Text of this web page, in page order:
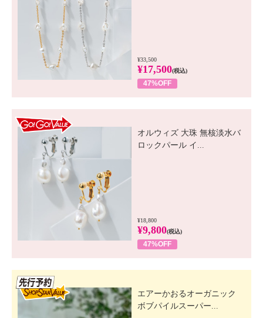
¥33,500
¥17,500(税込)
47%OFF
オルウィズ 大珠 無核淡水バ
ロックパール イ...
¥18,800
¥9,800(税込)
47%OFF
エアーかおるオーガニック
ボブパイルスーパー...